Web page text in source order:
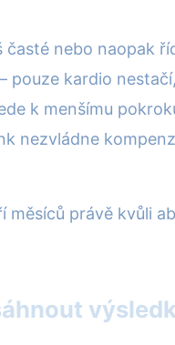
časté nebo naopak
pouze kardio
k menšímu
nezvládne
právě kvůli